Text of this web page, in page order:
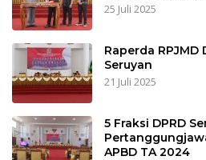
25 Juli 2025
Raperda RPJMD
Seruyan
21 Juli 2025
5 Fraksi DPRD
APBD TA 2024